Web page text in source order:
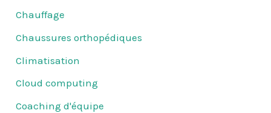
Chauffage
Chaussures orthopédiques
Climatisation
Cloud computing
Coaching d'équipe